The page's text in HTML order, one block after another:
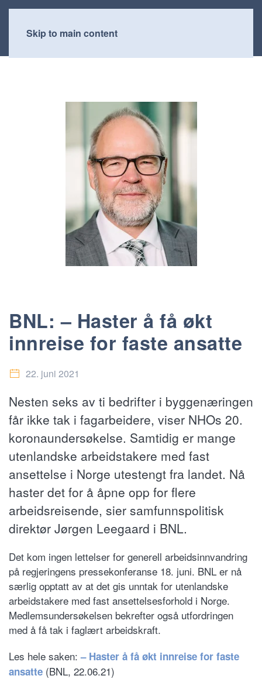
Skip to main content
BNL: – Haster å få økt
innreise for faste ansatte
22. juni 2021
Nesten seks av ti bedrifter i byggenæringen
får ikke tak i fagarbeidere, viser NHOs 20.
koronaundersøkelse. Samtidig er mange
utenlandske arbeidstakere med fast
ansettelse i Norge utestengt fra landet. Nå
haster det for å åpne opp for flere
arbeidsreisende, sier samfunnspolitisk
direktør Jørgen Leegaard i BNL.
Det kom ingen lettelser for generell arbeidsinnvandring
på regjeringens pressekonferanse 18. juni. BNL er nå
særlig opptatt av at det gis unntak for utenlandske
arbeidstakere med fast ansettelsesforhold i Norge.
Medlemsundersøkelsen bekrefter også utfordringen
med å få tak i faglært arbeidskraft.
Les hele saken: – Haster å få økt innreise for faste
ansatte (BNL, 22.06.21)